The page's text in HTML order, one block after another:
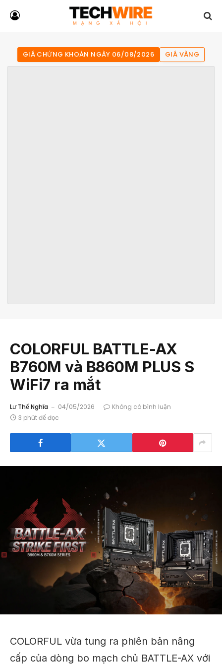
GIÁ CHỨNG KHOÁN NGÀY 06/08/2026 GIÁ VÀNG
COLORFUL BATTLE-AX
B760M và B860M PLUS S
WiFi7 ra mắt
Lư Thế Nghĩa 04/05/2026
Không có bình luận
3 phút để đọc
COLORFUL vừa tung ra phiên bản nâng
cấp của dòng bo mạch chủ BATTLE-AX với